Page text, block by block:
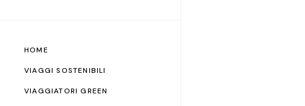
HOME
VIAGGI SOSTENIBILI
VIAGGIATORI GREEN